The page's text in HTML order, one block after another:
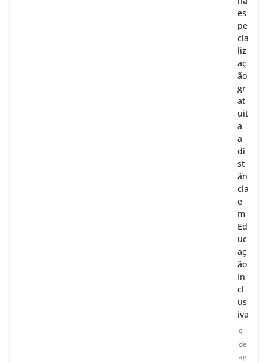
es
pe
cia
liz
aç
ão
gr
at
uit
a
a
di
st
ân
cia
e
m
Ed
uc
aç
ão
In
cl
us
iva
9
de
ag